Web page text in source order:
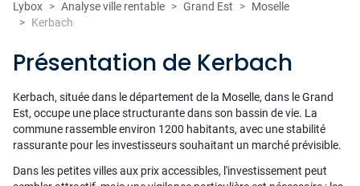
Lybox Analyse ville rentable Grand Est
Moselle
Kerbach
Présentation de Kerbach
Kerbach, située dans le département de la Moselle, dans le Grand
Est, occupe une place structurante dans son bassin de vie. La
commune rassemble environ 1200 habitants, avec une stabilité
rassurante pour les investisseurs souhaitant un marché prévisible.
Dans les petites villes aux prix accessibles, l'investissement peut